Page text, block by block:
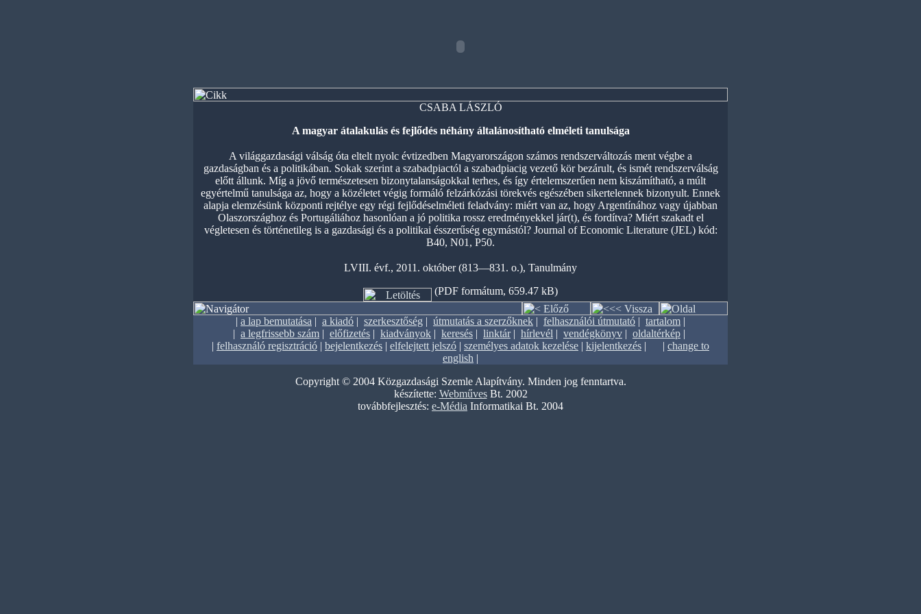
CSABA LÁSZLÓ
A magyar átalakulás és fejlődés néhány általánosítható elméleti tanulsága
A világgazdasági válság óta eltelt nyolc évtizedben Magyarországon számos rendszerváltozás ment végbe a
gazdaságban és a politikában. Sokak szerint a szabadpiactól a szabadpiacig vezető kör bezárult, és ismét rendszerválság
előtt állunk. Míg a jövő természetesen bizonytalanságokkal terhes, és így értelemszerűen nem kiszámítható, a múlt
egyértelmű tanulsága az, hogy a közéletet végig formáló felzárkózási törekvés egészében sikertelennek bizonyult. Ennek
alapja elemzésünk központi rejtélye egy régi fejlődéselméleti feladvány: miért van az, hogy Argentínához vagy újabban
Olaszországhoz és Portugáliához hasonlóan a jó politika rossz eredményekkel jár(t), és fordítva? Miért szakadt el
végletesen és történetileg is a gazdasági és a politikai ésszerűség egymástól? Journal of Economic Literature (JEL) kód:
B40, N01, P50.
LVIII. évf., 2011. október (813—831. o.), Tanulmány
(PDF formátum, 659.47 kB)
| a lap bemutatása | a kiadó | szerkesztőség | útmutatás a szerzőknek | felhasználói útmutató | tartalom |
| a legfrissebb szám | előfizetés | kiadványok | keresés | linktár| hírlevél | vendégkönyv | oldaltérkép |
| felhasználó regisztráció | bejelentkezés | elfelejtett jelszó | személyes adatok kezelése | kijelentkezés | | change to
english |
Copyright © 2004 Közgazdasági Szemle Alapítvány. Minden jog fenntartva.
készítette: WebművesBt. 2002
továbbfejlesztés: e-Média Informatikai Bt. 2004